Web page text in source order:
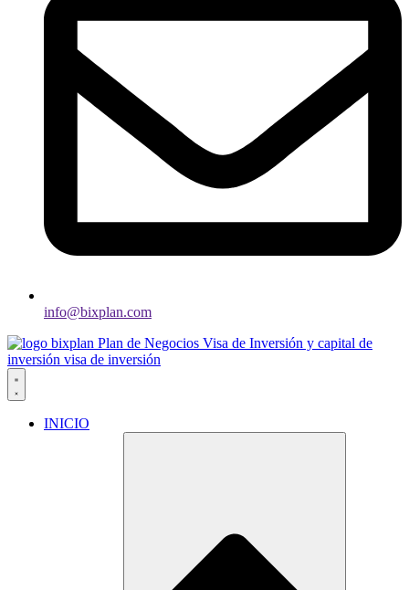
info@bixplan.com
INICIO